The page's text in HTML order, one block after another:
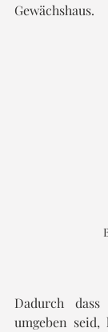
Gewächshaus.
Dadurch
umgeben